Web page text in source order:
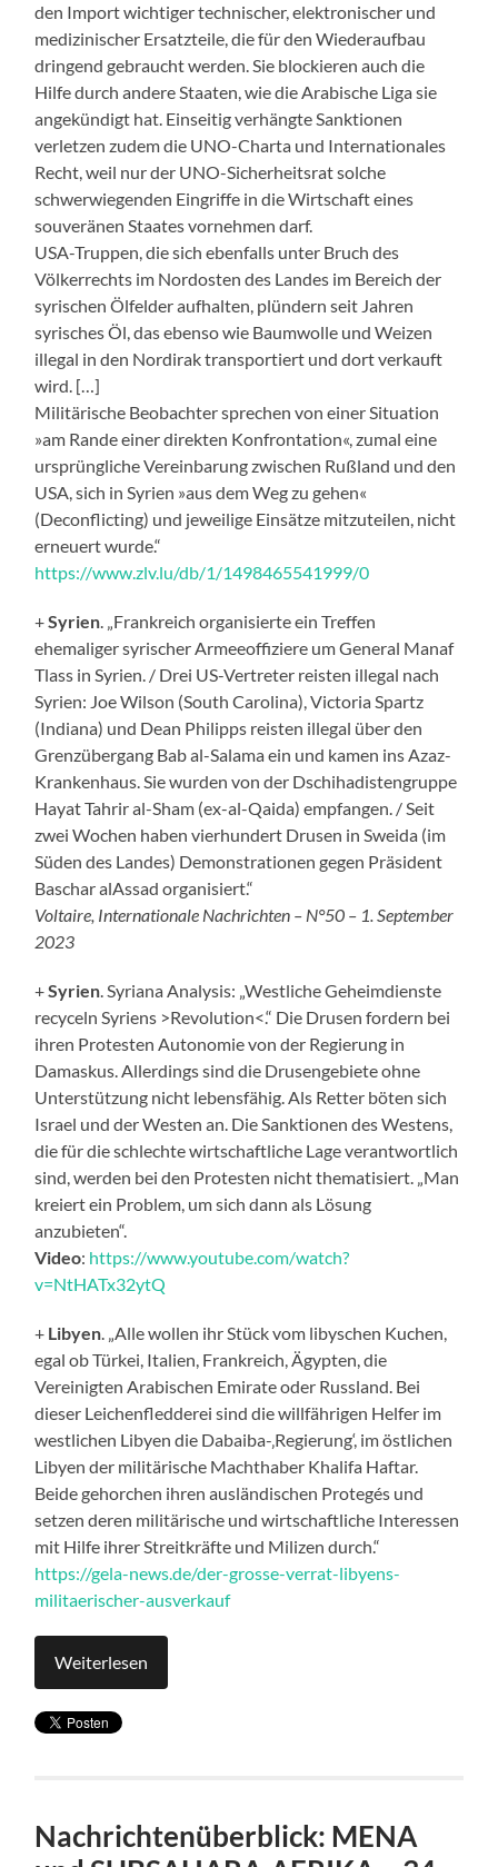
den Import wichtiger technischer, elektronischer und
medizinischer Ersatzteile, die für den Wiederaufbau
dringend gebraucht werden. Sie blockieren auch die
Hilfe durch andere Staaten, wie die Arabische Liga sie
angekündigt hat. Einseitig verhängte Sanktionen
verletzen zudem die UNO-Charta und Internationales
Recht, weil nur der UNO-Sicherheitsrat solche
schwerwiegenden Eingriffe in die Wirtschaft eines
souveränen Staates vornehmen darf.
USA-Truppen, die sich ebenfalls unter Bruch des
Völkerrechts im Nordosten des Landes im Bereich der
syrischen Ölfelder aufhalten, plündern seit Jahren
syrisches Öl, das ebenso wie Baumwolle und Weizen
illegal in den Nordirak transportiert und dort verkauft
wird. […]
Militärische Beobachter sprechen von einer Situation
»am Rande einer direkten Konfrontation«, zumal eine
ursprüngliche Vereinbarung zwischen Rußland und den
USA, sich in Syrien »aus dem Weg zu gehen«
(Deconflicting) und jeweilige Einsätze mitzuteilen, nicht
erneuert wurde.“
https://www.zlv.lu/db/1/1498465541999/0
+Syrien. „Frankreich organisierte ein Treffen
ehemaliger syrischer Armeeoffiziere um General Manaf
Tlass in Syrien. / Drei US-Vertreter reisten illegal nach
Syrien: Joe Wilson (South Carolina), Victoria Spartz
(Indiana) und Dean Philipps reisten illegal über den
Grenzübergang Bab al-Salama ein und kamen ins Azaz-
Krankenhaus. Sie wurden von der Dschihadistengruppe
Hayat Tahrir al-Sham (ex-al-Qaida) empfangen. / Seit
zwei Wochen haben vierhundert Drusen in Sweida (im
Süden des Landes) Demonstrationen gegen Präsident
Baschar alAssad organisiert.“
Voltaire, Internationale Nachrichten – N°50 – 1. September
2023
+Syrien. Syriana Analysis: „Westliche Geheimdienste
recyceln Syriens >Revolution<.“ Die Drusen fordern bei
ihren Protesten Autonomie von der Regierung in
Damaskus. Allerdings sind die Drusengebiete ohne
Unterstützung nicht lebensfähig. Als Retter böten sich
Israel und der Westen an. Die Sanktionen des Westens,
die für die schlechte wirtschaftliche Lage verantwortlich
sind, werden bei den Protesten nicht thematisiert. „Man
kreiert ein Problem, um sich dann als Lösung
anzubieten“.
Video: https://www.youtube.com/watch?
v=NtHATx32ytQ
+ Libyen. „Alle wollen ihr Stück vom libyschen Kuchen,
egal ob Türkei, Italien, Frankreich, Ägypten, die
Vereinigten Arabischen Emirate oder Russland. Bei
dieser Leichenfledderei sind die willfährigen Helfer im
westlichen Libyen die Dabaiba-‚Regierung‘, im östlichen
Libyen der militärische Machthaber Khalifa Haftar.
Beide gehorchen ihren ausländischen Protegés und
setzen deren militärische und wirtschaftliche Interessen
mit Hilfe ihrer Streitkräfte und Milizen durch.“
https://gela-news.de/der-grosse-verrat-libyens-
militaerischer-ausverkauf
Weiterlesen
Nachrichtenüberblick: MENA